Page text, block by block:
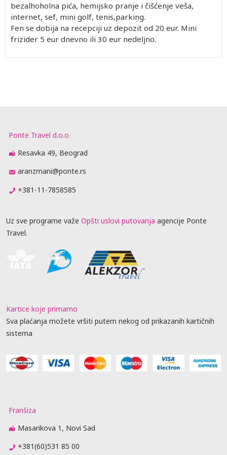
bezalhoholna pića, hemijsko pranje i čišćenje veša,
internet, sef, mini golf, tenis,parking.
Fen se dobija na recepciji uz depozit od 20 eur. Mini
frizider 5 eur dnevno ili 30 eur nedeljno.
Ponte Travel d.o.o
Resavka 49, Beograd
aranzmani@ponte.rs
+381-11-7858585
Uz sve programe važe Opšti uslovi putovanja agencije Ponte
Travel.
Kartice koje primamo
Sva plaćanja možete vršiti putem nekog od prikazanih kartičnih
sistema
Franšiza
Masarikova 1, Novi Sad
+381(60)531 85 00